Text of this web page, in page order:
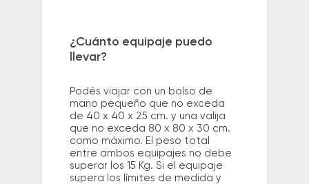
¿Cuánto equipaje puedo
llevar?
Podés viajar con un bolso de
mano pequeño que no exceda
de 40 x 40 x 25 cm. y una valija
que no exceda 80 x 80 x 30 cm.
como máximo. El peso total
entre ambos equipajes no debe
superar los 15 Kg. Si el equipaje
supera los límites de medida y